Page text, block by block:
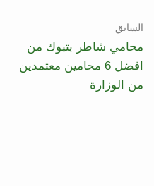
السابق
محامي شاطر بتبوك من
افضل 6 محامين معتمدين
من الوزارة